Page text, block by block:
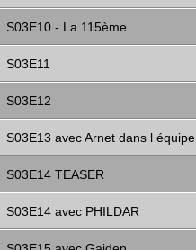
S03E10 - La 115ème
S03E11
S03E12
S03E13 avec Arnet dans l équipe
S03E14 TEASER
S03E14 avec PHILDAR